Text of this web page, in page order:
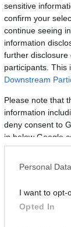
sensitive
confirm your
continue seeing
information
further disclosure
participants. This
Downstream
Please note that
information
deny consent to
in below Google
Personal
I want to opt-
Opted In